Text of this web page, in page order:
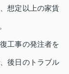
想定以上の家賃
工事の発注者を
後日のトラブル